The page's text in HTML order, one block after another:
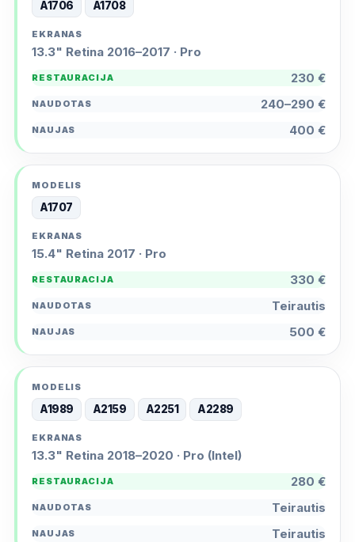
A1706 A1708
13.3" Retina 2016–2017 · Pro
230 €
240–290 €
400 €
A1707
15.4" Retina 2017 · Pro
330 €
Teirautis
500 €
A1989 A2159 A2251 A2289
13.3" Retina 2018–2020 · Pro (Intel)
280 €
Teirautis
Teirautis